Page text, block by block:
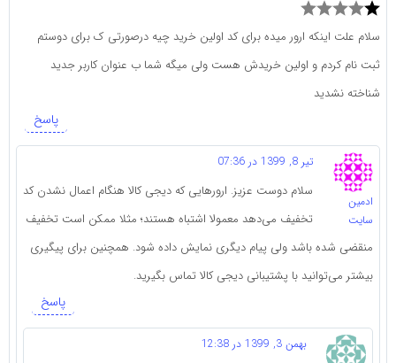
سلام علت اینکه ارور میده برای کد اولین خرید چیه درصورتی ک برای دوستم
ثبت نام کردم و اولین خریدش هست ولی میگه شما ب عنوان کاربر جدید
شناخته نشدید
پاسخ
ادمین
سایت
تیر 8, 1399 در 07:36
سلام دوست عزیز. ارورهایی که دیجی کالا هنگام اعمال نشدن کد
تخفیف می‌دهد معمولا اشتباه هستند؛ مثلا ممکن است تخفیف
منقضی شده باشد ولی پیام دیگری نمایش داده شود. همچنین برای پیگیری
بیشتر می‌توانید با پشتیبانی دیجی کالا تماس بگیرید.
پاسخ
بهمن 3, 1399 در 12:38